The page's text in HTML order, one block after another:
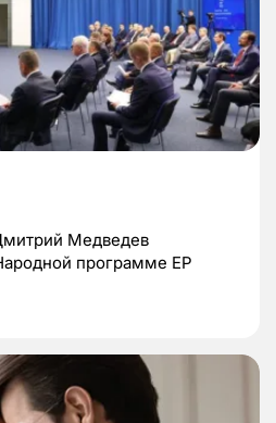
Медведев
программе ЕР